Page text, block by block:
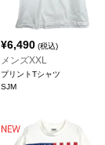
¥6,490(税込)
メンズXXL
プリントTシャツ
SJM